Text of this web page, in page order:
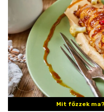
Mit főzzek ma?